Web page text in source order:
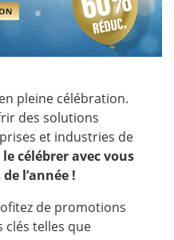
pleine célébration.
des solutions
et industries de
célébrer avec vous
l’année !
de promotions
clés telles que